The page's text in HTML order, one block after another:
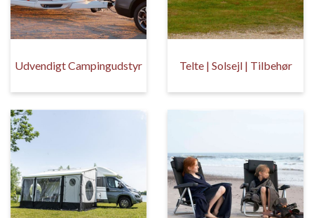
Udvendigt Campingudstyr Telte | Solsejl | Tilbehør